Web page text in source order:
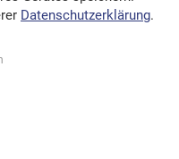
Datenschutzerklärung.